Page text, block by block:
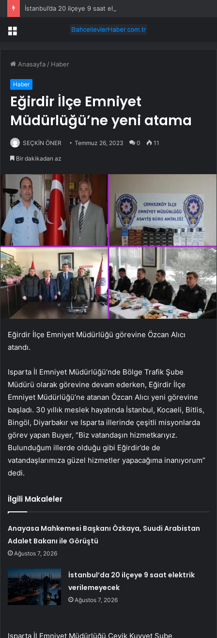
İstanbul’da 20 ilçeye 9 saat elektrik verilemeyecek
Menü
Anasayfa / Haber
Haber
Eğirdir İlçe Emniyet
Müdürlüğü’ne yeni atama
SEÇKİN ÖNER Temmuz 26, 2023 0 11
Bir dakikadan az
Eğirdir İlçe Emniyet Müdürlüğü görevine Özcan Alıcı
atandı.
Isparta İl Emniyet Müdürlüğü’nde Bölge Trafik Şube
Müdürü olarak görevine devam ederken, Eğirdir İlçe
Emniyet Müdürlüğü’ne atanan Özcan Alıcı yeni görevine
başladı. 30 yıllık meslek hayatında İstanbul, Kocaeli, Bitlis,
Bingöl, Diyarbakır ve Isparta illerinde çeşitli misyonlarda
görev yapan Buyer, “Biz vatandaşın hizmetkarıyız.
Bulunduğum illerde olduğu gibi Eğirdir’de de
vatandaşlarımıza güzel hizmetler yapacağıma inanıyorum”
dedi.
İlgili Makaleler
Anayasa Mahkemesi Başkanı Özkaya, Suudi Arabistan
Adalet Bakanı ile Görüştü
Ağustos 7, 2026
İstanbul’da 20 ilçeye 9 saat elektrik
verilemeyecek
Ağustos 7, 2026
Isparta İl Emniyet Müdürlüğü Çevik Kuvvet Şube